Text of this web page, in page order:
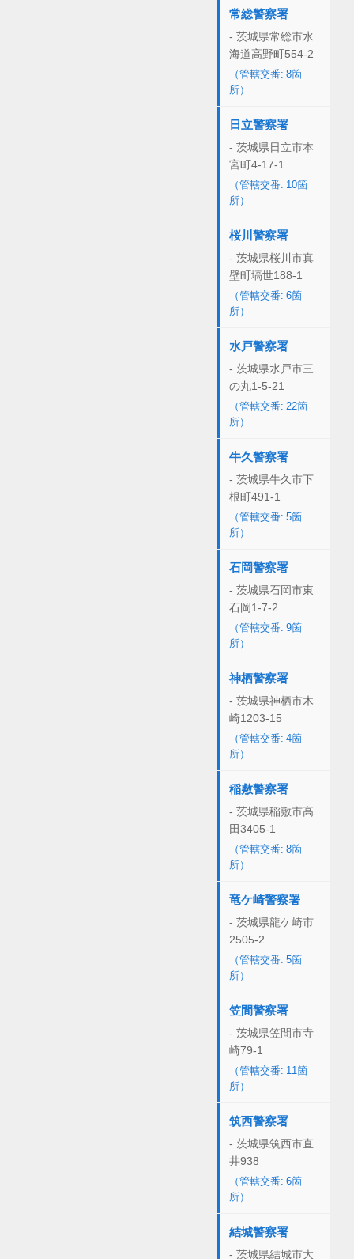
常総警察署
- 茨城県常総市水
海道高野町554-2
（管轄交番: 8箇
所）
日立警察署
- 茨城県日立市本
宮町4-17-1
（管轄交番: 10箇
所）
桜川警察署
- 茨城県桜川市真
壁町塙世188-1
（管轄交番: 6箇
所）
水戸警察署
- 茨城県水戸市三
の丸1-5-21
（管轄交番: 22箇
所）
牛久警察署
- 茨城県牛久市下
根町491-1
（管轄交番: 5箇
所）
石岡警察署
- 茨城県石岡市東
石岡1-7-2
（管轄交番: 9箇
所）
神栖警察署
- 茨城県神栖市木
崎1203-15
（管轄交番: 4箇
所）
稲敷警察署
- 茨城県稲敷市高
田3405-1
（管轄交番: 8箇
所）
竜ケ崎警察署
- 茨城県龍ケ崎市
2505-2
（管轄交番: 5箇
所）
笠間警察署
- 茨城県笠間市寺
崎79-1
（管轄交番: 11箇
所）
筑西警察署
- 茨城県筑西市直
井938
（管轄交番: 6箇
所）
結城警察署
- 茨城県結城市大